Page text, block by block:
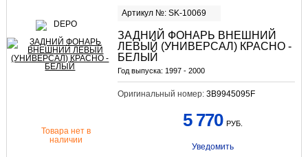
Артикул №: SK-10069
ЗАДНИЙ ФОНАРЬ ВНЕШНИЙ
ЛЕВЫЙ (УНИВЕРСАЛ) КРАСНО -
БЕЛЫЙ
Год выпуска: 1997 - 2000
Оригинальный номер: 3B9945095F
Товара нет в
наличии
5 770 РУБ.
Уведомить